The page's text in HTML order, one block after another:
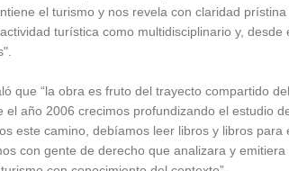
el turismo y nos revela con claridad
turística como multidisciplinario y, desde
que “la obra es fruto del trayecto compartido
año 2006 crecimos profundizando el estudio
este camino, debíamos leer libros y libros
con gente de derecho que analizara y